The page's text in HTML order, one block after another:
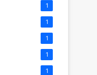
1
1
1
1
1